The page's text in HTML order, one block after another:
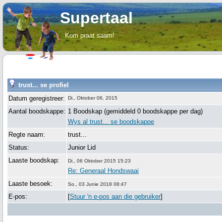
Supertaal
Kom praat saam!
trust... se profiel
Datum geregistreer:
Di., Oktober 06, 2015
Aantal boodskappe: 1 Boodskap (gemiddeld 0 boodskappe per dag)
Wys al trust... se boodskappe
Regte naam:
trust...
Status:
Junior Lid
Laaste boodskap:
Di., 06 Oktober 2015 15:23
Re: Generaal Hondswaai
Laaste besoek:
So., 03 Junie 2018 08:47
E-pos: [Stuur 'n e-pos aan die gebruiker]